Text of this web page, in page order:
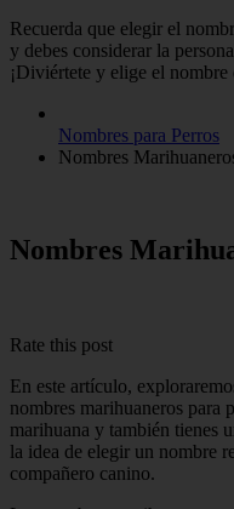
Recuerda que elegir el
y debes considerar la
¡Diviértete y elige el
Nombres para Perros
Nombres
Nombres
Rate this post
En este artículo,
nombres marihuaneros para
marihuana y también tienes
la idea de elegir un nombre
compañero canino.